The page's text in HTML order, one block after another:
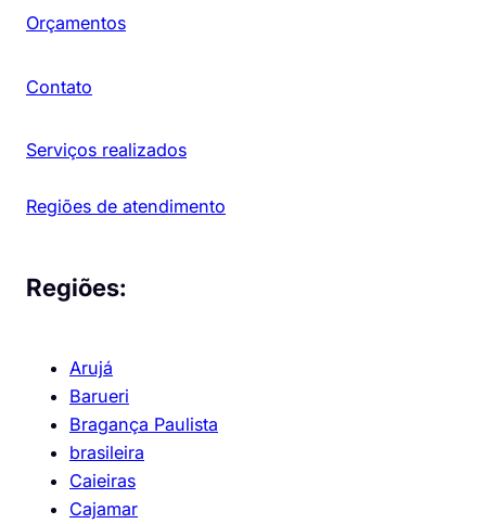
Orçamentos
Contato
Serviços realizados
Regiões de atendimento
Regiões:
Arujá
Barueri
Bragança Paulista
brasileira
Caieiras
Cajamar